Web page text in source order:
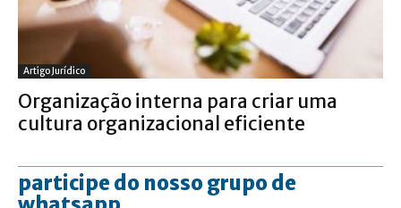
Artigo Jurídico
Organização interna para criar uma
cultura organizacional eficiente
participe do nosso grupo de